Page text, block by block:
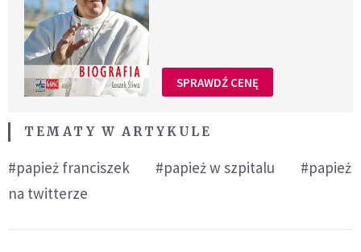
SPRAWDŹ CENĘ
TEMATY W ARTYKULE
#papież franciszek #papież w szpitalu
#papież
na twitterze